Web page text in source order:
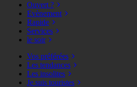
Ouvert ?
Evènement
Rapide
Services
le soir
Vos préférées
Les tendances
Les insolites
Je suis touristes